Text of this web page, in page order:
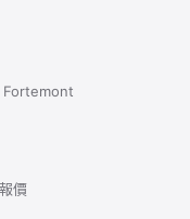
Fortemont
價